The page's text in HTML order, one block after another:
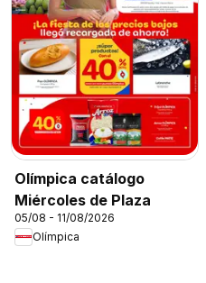
Olímpica catálogo
Miércoles de Plaza
05/08 - 11/08/2026
Olímpica